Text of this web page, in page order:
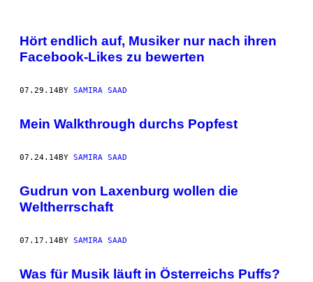
POSTS
BY
Hört endlich auf, Musiker nur nach ihren
Facebook-Likes zu bewerten
07.29.14BY SAMIRA SAAD
Mein Walkthrough durchs Popfest
07.24.14BY SAMIRA SAAD
Gudrun von Laxenburg wollen die
Weltherrschaft
07.17.14BY SAMIRA SAAD
Was für Musik läuft in Österreichs Puffs?